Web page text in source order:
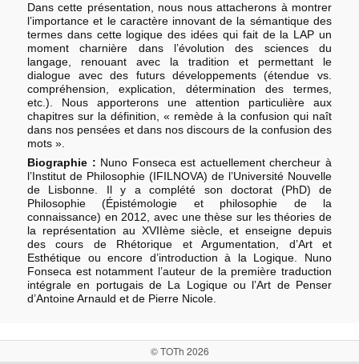
Dans cette présentation, nous nous attacherons à montrer
l’importance et le caractère innovant de la sémantique des
termes dans cette logique des idées qui fait de la LAP un
moment charnière dans l’évolution des sciences du
langage, renouant avec la tradition et permettant le
dialogue avec des futurs développements (étendue vs.
compréhension, explication, détermination des termes,
etc.). Nous apporterons une attention particulière aux
chapitres sur la définition, « remède à la confusion qui naît
dans nos pensées et dans nos discours de la confusion des
mots ».
Biographie : Nuno Fonseca est actuellement chercheur à
l’Institut de Philosophie (IFILNOVA) de l’Université Nouvelle
de Lisbonne. Il y a complété son doctorat (PhD) de
Philosophie (Épistémologie et philosophie de la
connaissance) en 2012, avec une thèse sur les théories de
la représentation au XVIIème siècle, et enseigne depuis
des cours de Rhétorique et Argumentation, d’Art et
Esthétique ou encore d’introduction à la Logique. Nuno
Fonseca est notamment l’auteur de la première traduction
intégrale en portugais de La Logique ou l’Art de Penser
d’Antoine Arnauld et de Pierre Nicole.
© TOTh 2026